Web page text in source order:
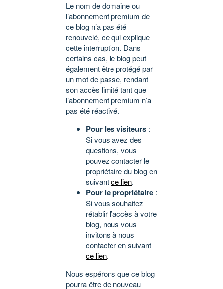
Le nom de domaine ou
l’abonnement premium de
ce blog n’a pas été
renouvelé, ce qui explique
cette interruption. Dans
certains cas, le blog peut
également être protégé par
un mot de passe, rendant
son accès limité tant que
l’abonnement premium n’a
pas été réactivé.
Pour les visiteurs :
Si vous avez des
questions, vous
pouvez contacter le
propriétaire du blog en
suivantce lien.
Pour le propriétaire :
Si vous souhaitez
rétablir l’accès à votre
blog, nous vous
invitons à nous
contacter en suivant
ce lien.
Nous espérons que ce blog
pourra être de nouveau